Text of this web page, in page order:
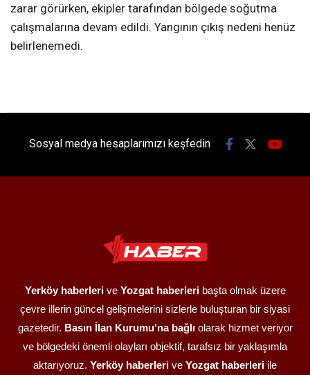
zarar görürken, ekipler tarafından bölgede soğutma
çalışmalarına devam edildi. Yangının çıkış nedeni henüz
belirlenemedi.
Sosyal medya hesaplarımızı keşfedin
Yerköy haberlerive Yozgat haberleribaşta olmak üzere
çevre illerin güncel gelişmelerini sizlerle buluşturan bir siyasi
gazetedir. Basın İlan Kurumu'na bağlıolarak hizmet veriyor
ve bölgedeki önemli olayları objektif, tarafsız bir yaklaşımla
aktarıyoruz. Yerköy haberleri ve Yozgat haberleri ile